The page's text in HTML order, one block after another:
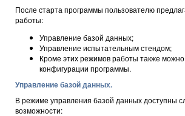
После старта программы пользователю
работы:
Управление базой данных;
Управление испытательным стендом;
Кроме этих режимов работы также
конфигурации программы.
Управление базой данных.
В режиме управления базой данных доступны
возможности: